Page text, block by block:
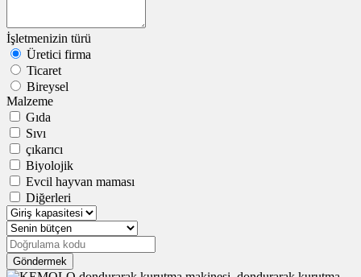
İşletmenizin türü
Üretici firma
Ticaret
Bireysel
Malzeme
Gıda
Sıvı
çıkarıcı
Biyolojik
Evcil hayvan maması
Diğerleri
Göndermek